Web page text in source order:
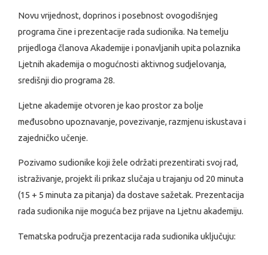
Novu vrijednost, doprinos i posebnost ovogodišnjeg
programa čine i prezentacije rada sudionika. Na temelju
prijedloga članova Akademije i ponavljanih upita polaznika
Ljetnih akademija o mogućnosti aktivnog sudjelovanja,
središnji dio programa 28.
Ljetne akademije otvoren je kao prostor za bolje
međusobno upoznavanje, povezivanje, razmjenu iskustava i
zajedničko učenje.
Pozivamo sudionike koji žele održati prezentirati svoj rad,
istraživanje, projekt ili prikaz slučaja u trajanju od 20 minuta
(15 + 5 minuta za pitanja) da dostave sažetak. Prezentacija
rada sudionika nije moguća bez prijave na Ljetnu akademiju.
Tematska područja prezentacija rada sudionika uključuju: